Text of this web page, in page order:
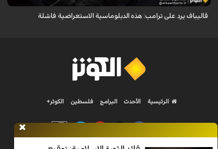
قاليباف يرد على ترامب: هذه الدبلوماسية الاستعراضية فاشلة
الرئيسية الأحدث البرامج فلسطين الكوثر+